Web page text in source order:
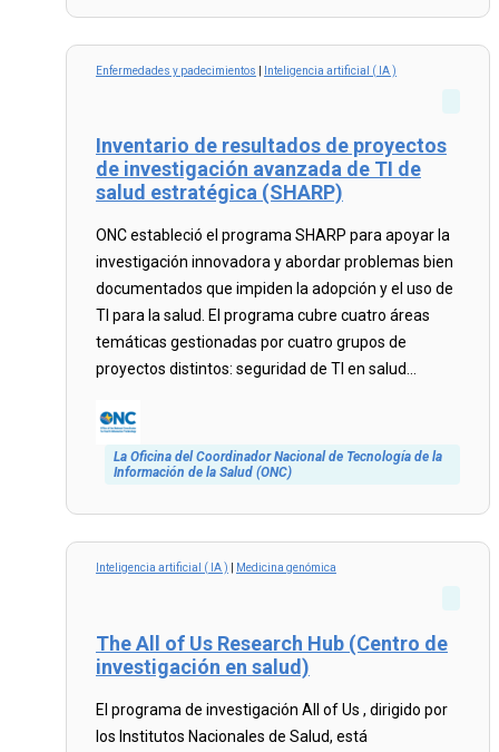
Enfermedades y padecimientos Inteligencia artificial ( IA )
Inventario de resultados de proyectos
de investigación avanzada de TI de
salud estratégica (SHARP)
ONC estableció el programa SHARP para apoyar la
investigación innovadora y abordar problemas bien
documentados que impiden la adopción y el uso de
TI para la salud. El programa cubre cuatro áreas
temáticas gestionadas por cuatro grupos de
proyectos distintos: seguridad de TI en salud...
La Oficina del Coordinador Nacional de Tecnología de la
Información de la Salud (ONC)
Inteligencia artificial ( IA ) Medicina genómica
The All of Us Research Hub (Centro de
investigación en salud)
El programa de investigación All of Us , dirigido por
los Institutos Nacionales de Salud, está